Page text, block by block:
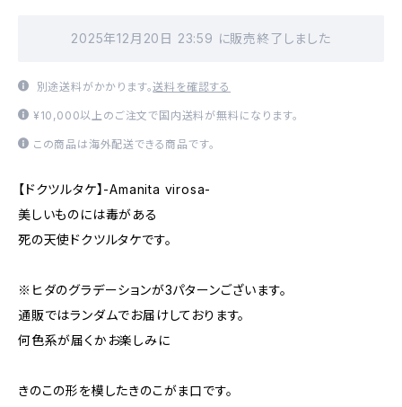
2025年12月20日 23:59 に販売終了しました
別途送料がかかります。送料を確認する
¥10,000以上のご注文で国内送料が無料になります。
この商品は海外配送できる商品です。
【ドクツルタケ】-Amanita virosa-
美しいものには毒がある
死の天使ドクツルタケです。
※ヒダのグラデーションが3パターンございます。
通販ではランダムでお届けしております。
何色系が届くかお楽しみに
きのこの形を模したきのこがま口です。